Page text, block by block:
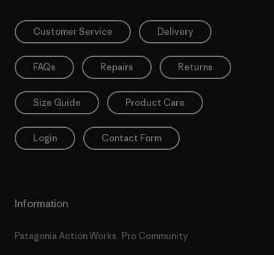
Customer Service Delivery
FAQs Repairs Returns
Size Guide Product Care
Login Contact Form
Information
Patagonia Action Works Pro Community